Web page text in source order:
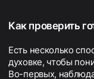
Как проверить
Есть несколько
духовке, чтобы
Во-первых,